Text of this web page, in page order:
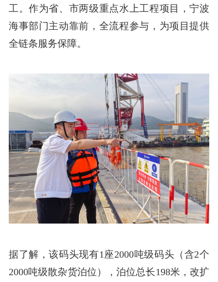
工。作为省、市两级重点水上工程项目，宁波
海事部门主动靠前，全流程参与，为项目提供
全链条服务保障。
据了解，该码头现有1座2000吨级码头（含2个
2000吨级散杂货泊位），泊位总长198米，改扩